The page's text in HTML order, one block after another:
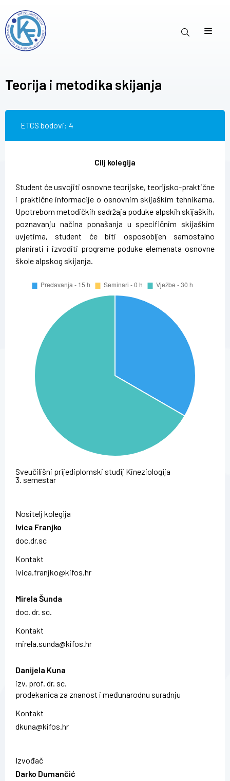
Teorija i metodika skijanja
ETCS bodovi: 4
Cilj kolegija
Student će usvojiti osnovne teorijske, teorijsko-praktične
i praktične informacije o osnovnim skijaškim tehnikama.
Upotrebom metodičkih sadržaja poduke alpskih skijaških,
poznavanju načina ponašanja u specifičnim skijaškim
uvjetima, student će biti osposobljen samostalno
planirati i izvoditi programe poduke elemenata osnovne
škole alpskog skijanja.
Sveučilišni prijediplomski studij Kineziologija
3. semestar
Nositelj kolegija
Ivica Franjko
doc.dr.sc
Kontakt
ivica.franjko@kifos.hr
Mirela Šunda
doc. dr. sc.
Kontakt
mirela.sunda@kifos.hr
Danijela Kuna
izv. prof. dr. sc.
prodekanica za znanost i međunarodnu suradnju
Kontakt
dkuna@kifos.hr
Izvođač
Darko Dumančić